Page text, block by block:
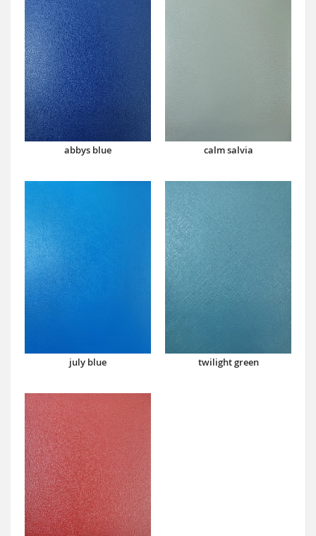
abbys blue calm salvia
july blue twilight green